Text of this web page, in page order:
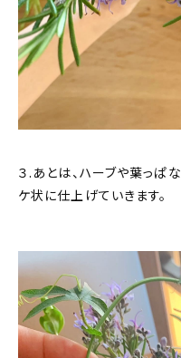
３.あとは、ハーブや葉っぱ
ケ状に仕上げていきます。